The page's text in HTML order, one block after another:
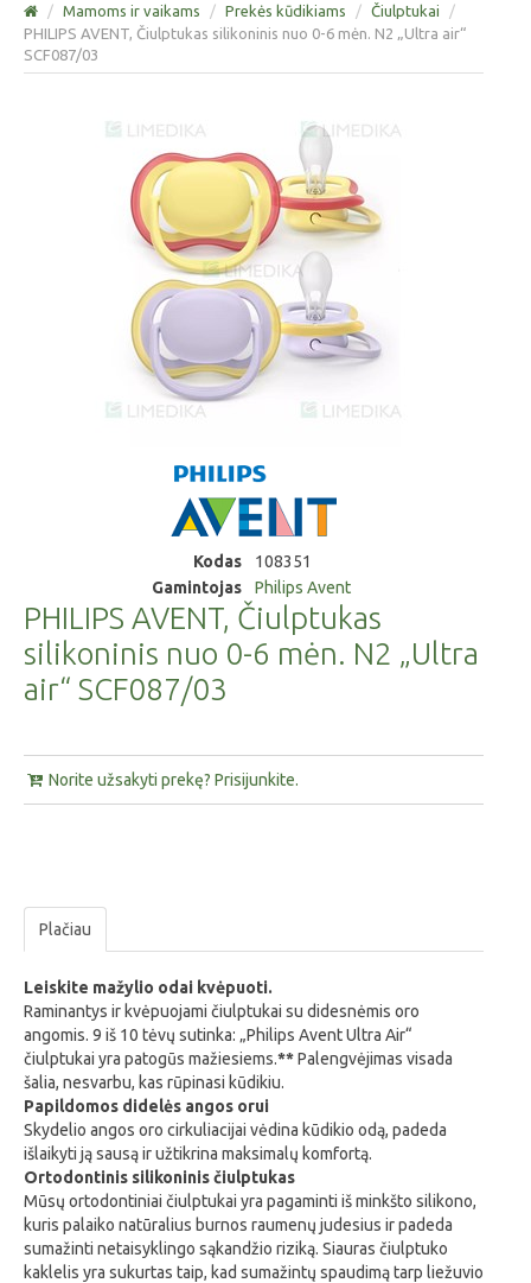
/ Mamoms ir vaikams / Prekės kūdikiams / Čiulptukai
/
PHILIPS AVENT, Čiulptukas silikoninis nuo 0-6 mėn. N2 „Ultra air“
SCF087/03
Kodas
108351
Gamintojas
Philips Avent
PHILIPS AVENT, Čiulptukas
silikoninis nuo 0-6 mėn. N2 „Ultra
air“ SCF087/03
Norite užsakyti prekę? Prisijunkite.
Plačiau
Leiskite mažylio odai kvėpuoti.
Raminantys ir kvėpuojami čiulptukai su didesnėmis oro
angomis. 9 iš 10 tėvų sutinka: „Philips Avent Ultra Air“
čiulptukai yra patogūs mažiesiems.**Palengvėjimas visada
šalia, nesvarbu, kas rūpinasi kūdikiu.
Papildomos didelės angos orui
Skydelio angos oro cirkuliacijai vėdina kūdikio odą, padeda
išlaikyti ją sausą ir užtikrina maksimalų komfortą.
Ortodontinis silikoninis čiulptukas
Mūsų ortodontiniai čiulptukai yra pagaminti iš minkšto silikono,
kuris palaiko natūralius burnos raumenų judesius ir padeda
sumažinti netaisyklingo sąkandžio riziką. Siauras čiulptuko
kaklelis yra sukurtas taip, kad sumažintų spaudimą tarp liežuvio